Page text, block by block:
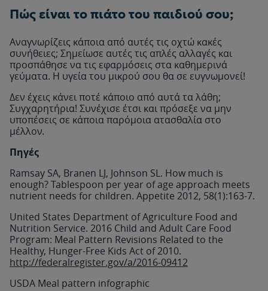
Πώς είναι το πιάτο του παιδιού σου;
Αναγνωρίζεις κάποια από αυτές τις οχτώ κακές
συνήθειες; Σημείωσε αυτές τις απλές αλλαγές και
προσπάθησε να τις εφαρμόσεις στα καθημερινά
γεύματα. Η υγεία του μικρού σου θα σε ευγνωμονεί!
Δεν έχεις κάνει ποτέ κάποιο από αυτά τα λάθη;
Συγχαρητήρια! Συνέχισε έτσι και πρόσεξε να μην
υποπέσεις σε κάποια παρόμοια ατασθαλία στο
μέλλον.
Πηγές
Ramsay SA, Branen LJ, Johnson SL. How much is
enough? Tablespoon per year of age approach meets
nutrient needs for children. Appetite 2012, 58(1):163-7.
United States Department of Agriculture Food and
Nutrition Service. 2016 Child and Adult Care Food
Program: Meal Pattern Revisions Related to the
Healthy, Hunger-Free Kids Act of 2010.
http://federalregister.gov/a/2016-09412
USDA Meal pattern infographic